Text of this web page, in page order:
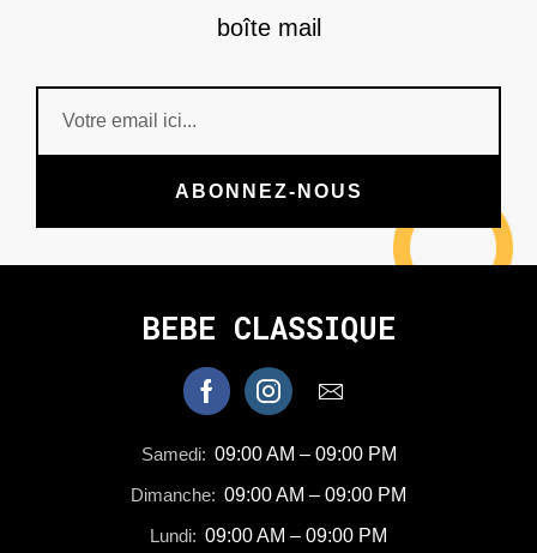
boîte mail
ABONNEZ-NOUS
BEBE CLASSIQUE
Samedi: 09:00 AM – 09:00 PM
Dimanche: 09:00 AM – 09:00 PM
Lundi: 09:00 AM – 09:00 PM